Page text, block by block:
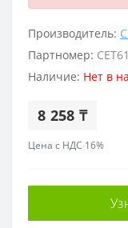
Производитель:
Партномер:
Наличие: Нет в
8 258 ₸
Цена с НДС 16%